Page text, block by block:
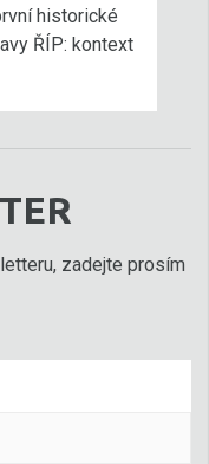
historické
ŘÍP: kontext
zadejte prosím